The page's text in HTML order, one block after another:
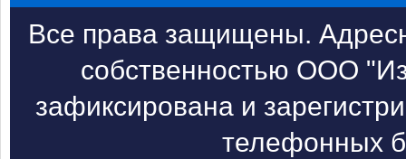
Все права защищены.
собственностью ООО
зафиксирована и
телефонных